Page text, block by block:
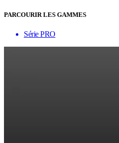
PARCOURIR LES GAMMES
Série PRO